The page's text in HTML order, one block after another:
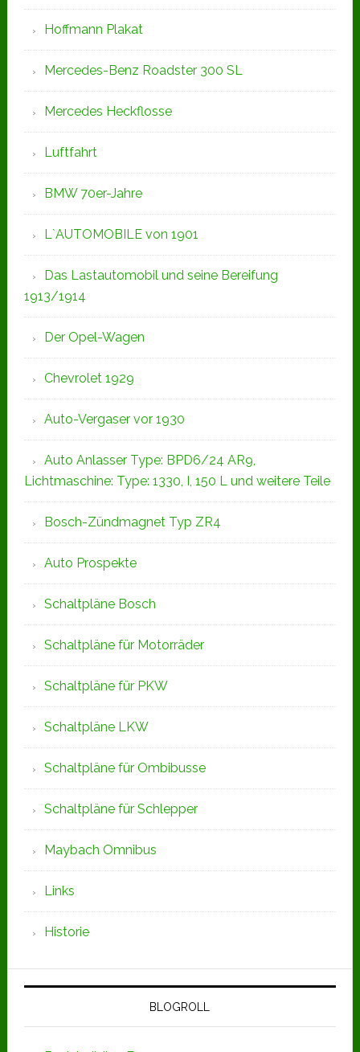
Hoffmann Plakat
Mercedes-Benz Roadster 300 SL
Mercedes Heckflosse
Luftfahrt
BMW 70er-Jahre
L`AUTOMOBILE von 1901
Das Lastautomobil und seine Bereifung
1913/1914
Der Opel-Wagen
Chevrolet 1929
Auto-Vergaser vor 1930
Auto Anlasser Type: BPD6/24 AR9,
Lichtmaschine: Type: 1330, I, 150 L und weitere Teile
Bosch-Zündmagnet Typ ZR4
Auto Prospekte
Schaltpläne Bosch
Schaltpläne für Motorräder
Schaltpläne für PKW
Schaltpläne LKW
Schaltpläne für Ombibusse
Schaltpläne für Schlepper
Maybach Omnibus
Links
Historie
BLOGROLL